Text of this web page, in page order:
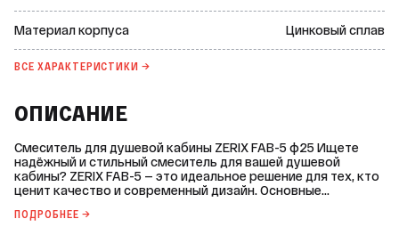
Материал корпуса Цинковый сплав
ВСЕ ХАРАКТЕРИСТИКИ →
ОПИСАНИЕ
Смеситель для душевой кабины ZERIX FAB-5 ф25 Ищете
надёжный и стильный смеситель для вашей душевой
кабины? ZERIX FAB-5 — это идеальное решение для тех, кто
ценит качество и современный дизайн. Основные
душа. * Марка: ZERIX. * Страна-производитель: Китай. * Цвет
ПОДРОБНЕЕ →